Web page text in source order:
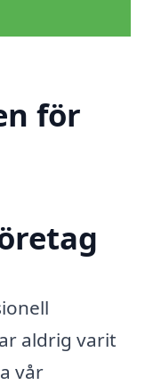
för
aldrig varit
vår